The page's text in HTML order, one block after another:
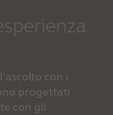
con i
progettati
con gli